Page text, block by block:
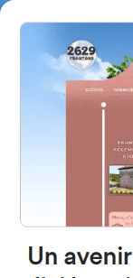
4784
frontones